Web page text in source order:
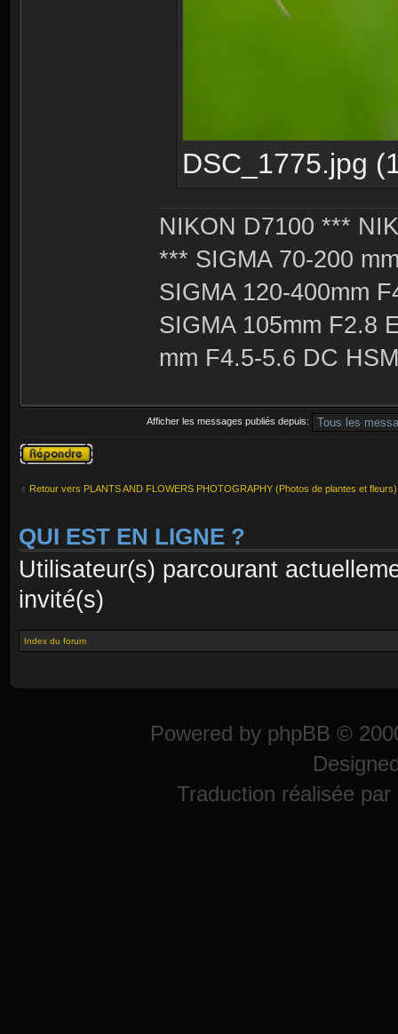
DSC_1775.jpg
NIKON D7100 ***
*** SIGMA 70-200
SIGMA 120-400mm
SIGMA 105mm F2.8
mm F4.5-5.6 DC
Afficher les messages publiés depuis:
Publier une
réponse
Retour vers PLANTS AND FLOWERS PHOTOGRAPHY (Photos de plantes et fleurs)
QUI EST EN LIGNE ?
Utilisateur(s) parcourant
invité(s)
Index du forum
Powered by phpBB ©
Traduction réalisée par